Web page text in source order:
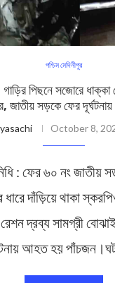
পশ্চিম মেদিনীপুর
পিছনে সজোরে ধাক্কা
জাতীয় সড়কে ফের
October 8,
: ফের ৬০ নং জাতীয়
ধারে দাঁড়িয়ে থাকা
দ্রব্য সামগ্রী
আহত হয়